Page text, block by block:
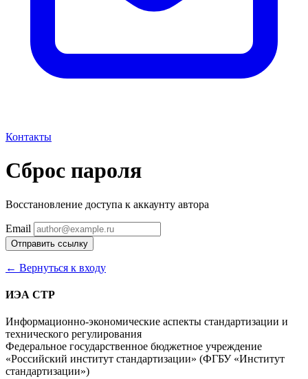
Контакты
Сброс пароля
Восстановление доступа к аккаунту автора
Email
Отправить ссылку
← Вернуться к входу
ИЭА СТР
Информационно-экономические аспекты стандартизации и
технического регулирования
Федеральное государственное бюджетное учреждение
«Российский институт стандартизации» (ФГБУ «Институт
стандартизации»)